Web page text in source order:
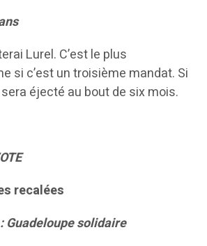
Lurel. C’est le plus
si c’est un troisième mandat. Si
éjecté au bout de six mois.
recalées
Guadeloupe solidaire